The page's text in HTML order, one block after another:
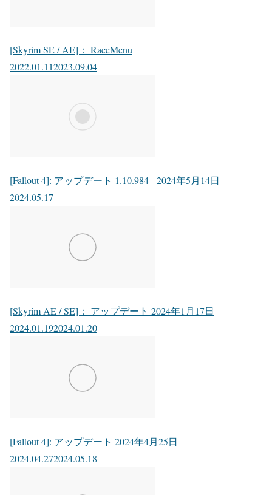
[Skyrim SE / AE]： RaceMenu
2022.01.112023.09.04
[Fallout 4]: アップデート 1.10.984 - 2024年5月14日
2024.05.17
[Skyrim AE / SE]： アップデート 2024年1月17日
2024.01.192024.01.20
[Fallout 4]: アップデート 2024年4月25日
2024.04.272024.05.18